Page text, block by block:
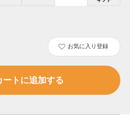
お気に入り登録